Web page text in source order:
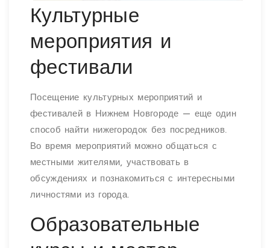
Культурные
мероприятия и
фестивали
Посещение культурных мероприятий и
фестивалей в Нижнем Новгороде — еще один
способ найти нижегородок без посредников.
Во время мероприятий можно общаться с
местными жителями, участвовать в
обсуждениях и познакомиться с интересными
личностями из города.
Образовательные